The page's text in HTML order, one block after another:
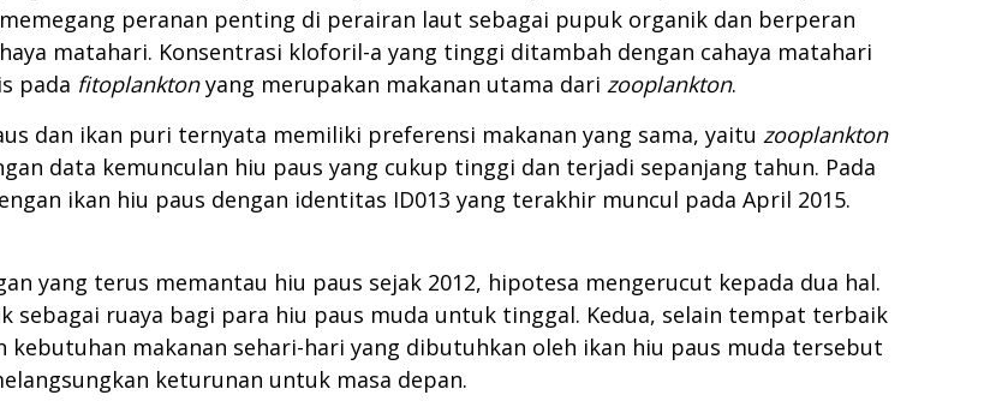
peranan penting di perairan laut sebagai pupuk organik dan berperan
matahari. Konsentrasi kloforil-a yang tinggi ditambah dengan cahaya matahari
pada fitoplanktonyang merupakan makanan utama dari zooplankton.
dan ikan puri ternyata memiliki preferensi makanan yang sama, yaitu zooplankton
data kemunculan hiu paus yang cukup tinggi dan terjadi sepanjang tahun. Pada
ikan hiu paus dengan identitas ID013 yang terakhir muncul pada April 2015.
yang terus memantau hiu paus sejak 2012, hipotesa mengerucut kepada dua hal.
ruaya bagi para hiu paus muda untuk tinggal. Kedua, selain tempat terbaik
makanan sehari-hari yang dibutuhkan oleh ikan hiu paus muda tersebut
keturunan untuk masa depan.